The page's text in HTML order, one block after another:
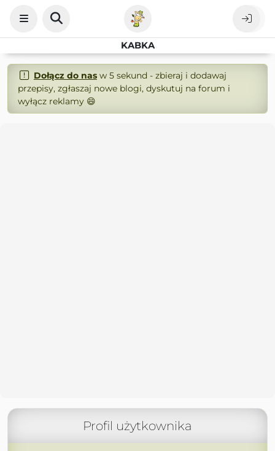
KABKA
Dołącz do nasw 5 sekund - zbieraj i dodawaj
przepisy, zgłaszaj nowe blogi, dyskutuj na forum i
wyłącz reklamy 😄
Profil użytkownika